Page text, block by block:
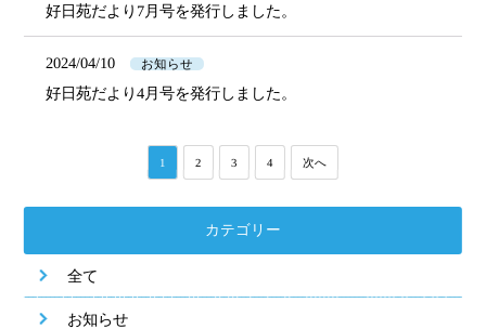
カテゴリー
全て
お知らせ
好日苑だより7月号を発行しました。
2024/04/10 お知らせ
好日苑だより4月号を発行しました。
1 2 3 4 次へ